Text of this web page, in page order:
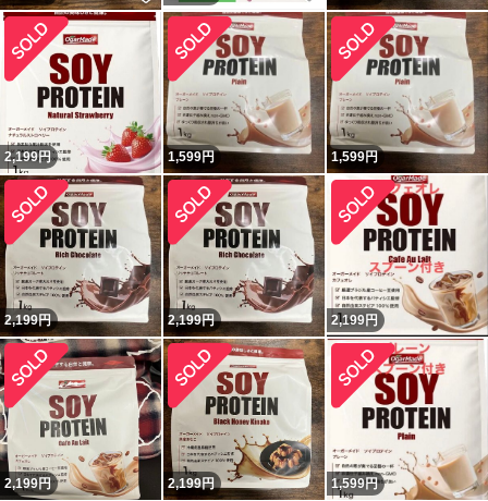
2,199円 1,599円 1,599円
2,199円 2,199円 2,199円
2,199円 2,199円 1,599円